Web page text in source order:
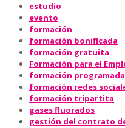
estudio
evento
formación
formación bonificada
formación gratuita
Formación para el
formación programada
formación redes
formación tripartita
gases fluorados
gestión del contrato